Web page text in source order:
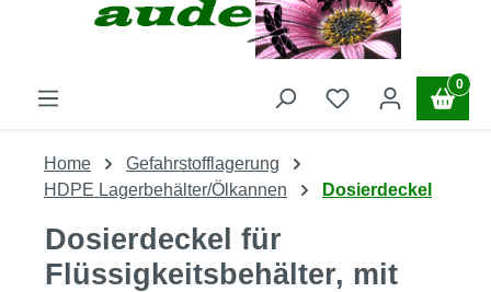
0
Home
Gefahrstofflagerung
HDPE Lagerbehälter/Ölkannen
Dosierdeckel
Dosierdeckel für
Flüssigkeitsbehälter, mit